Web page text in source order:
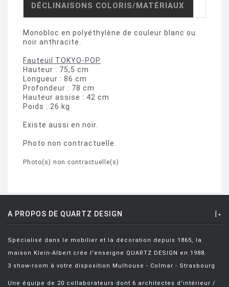
DÉCLINAISONS COLORIS/MATÉRIAUX
Monobloc en polyéthylène de couleur blanc ou
noir anthracite.
Fauteuil TOKYO-POP
Hauteur : 75,5 cm
Longueur : 86 cm
Profondeur : 78 cm
Hauteur assise : 42 cm
Poids : 26 kg
Existe aussi en noir.
Photo non contractuelle.
Photo(s) non contractuelle(s)
A PROPOS DE QUARTZ DESIGN
Spécialisé dans le mobilier et la décoration depuis 1865, la
maison Klein-Albert crée l'enseigne QUARTZ DESIGN en 1988.
3 show-room à votre disposition Mulhouse - Colmar - Strasbourg
Une équipe de 20 collaborateurs dont 6 architectes d'intérieur /